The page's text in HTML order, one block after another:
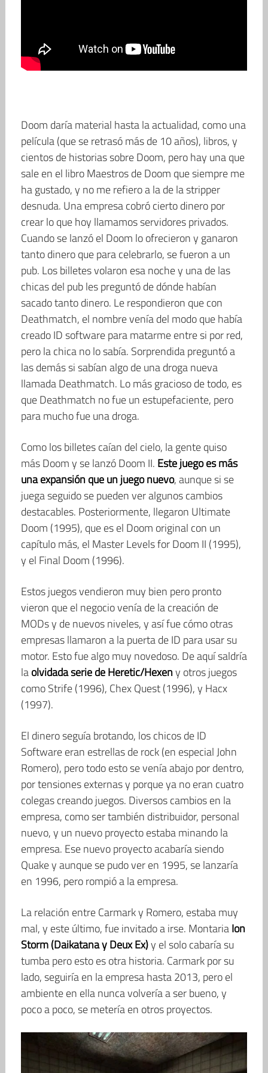
Doom daría material hasta la actualidad, como una
película (que se retrasó más de 10 años), libros, y
cientos de historias sobre Doom, pero hay una que
sale en el libro Maestros de Doom que siempre me
ha gustado, y no me refiero a la de la stripper
desnuda. Una empresa cobró cierto dinero por
crear lo que hoy llamamos servidores privados.
Cuando se lanzó el Doom lo ofrecieron y ganaron
tanto dinero que para celebrarlo, se fueron a un
pub. Los billetes volaron esa noche y una de las
chicas del pub les preguntó de dónde habían
sacado tanto dinero. Le respondieron que con
Deathmatch, el nombre venía del modo que había
creado ID software para matarme entre si por red,
pero la chica no lo sabía. Sorprendida preguntó a
las demás si sabían algo de una droga nueva
llamada Deathmatch. Lo más gracioso de todo, es
que Deathmatch no fue un estupefaciente, pero
para mucho fue una droga.
Como los billetes caían del cielo, la gente quiso
más Doom y se lanzó Doom II. Este juego es más
una expansión que un juego nuevo, aunque si se
juega seguido se pueden ver algunos cambios
destacables. Posteriormente, llegaron Ultimate
Doom (1995), que es el Doom original con un
capítulo más, el Master Levels for Doom II (1995),
y el Final Doom (1996).
Estos juegos vendieron muy bien pero pronto
vieron que el negocio venía de la creación de
MODs y de nuevos niveles, y así fue cómo otras
empresas llamaron a la puerta de ID para usar su
motor. Esto fue algo muy novedoso. De aquí saldría
laolvidada serie de Heretic/Hexeny otros juegos
como Strife (1996), Chex Quest (1996), y Hacx
(1997).
El dinero seguía brotando, los chicos de ID
Software eran estrellas de rock (en especial John
Romero), pero todo esto se venía abajo por dentro,
por tensiones externas y porque ya no eran cuatro
colegas creando juegos. Diversos cambios en la
empresa, como ser también distribuidor, personal
nuevo, y un nuevo proyecto estaba minando la
empresa. Ese nuevo proyecto acabaría siendo
Quake y aunque se pudo ver en 1995, se lanzaría
en 1996, pero rompió a la empresa.
La relación entre Carmark y Romero, estaba muy
mal, y este último, fue invitado a irse. MontariaIon
Storm (Daikatana y Deux Ex)y el solo cabaría su
tumba pero esto es otra historia. Carmark por su
lado, seguiría en la empresa hasta 2013, pero el
ambiente en ella nunca volvería a ser bueno, y
poco a poco, se metería en otros proyectos.